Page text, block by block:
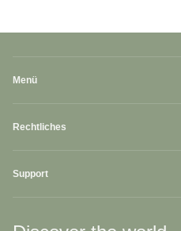
Menü
Rechtliches
Support